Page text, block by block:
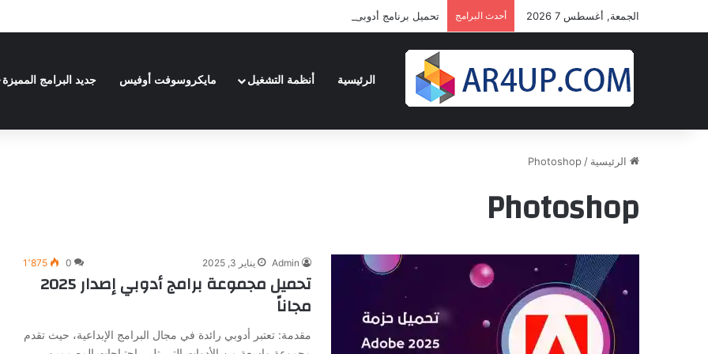
الجمعة, أغسطس 7 2026 أحدث البرامج تحميل برنامج أدوبى بريمير برو 2024 | Adobe Premiere Pro 2024
الرئيسية أنظمة التشغيل مايكروسوفت أوفيس جديد البرامج المميزة
الرئيسية /
Photoshop
Photoshop
Admin يناير 3, 2025 0 1٬875
تحميل مجموعة برامج أدوبي إصدار 2025
مجاناً
مقدمة: تعتبر أدوبي رائدة في مجال البرامج الإبداعية، حيث تقدم